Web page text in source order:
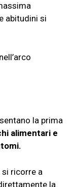
abitudini si
la prima
alimentari e
si ricorre a
la